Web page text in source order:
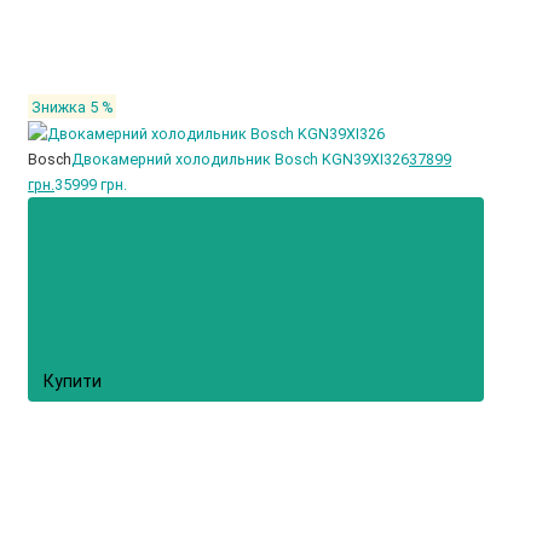
Знижка 5 %
BoschДвокамерний холодильник Bosch KGN39XI32637899
грн. 35999 грн.
Купити